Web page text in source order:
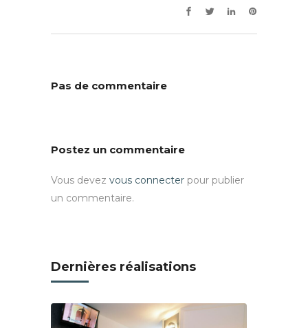
Pas de commentaire
Postez un commentaire
Vous devez vous connecter pour publier
un commentaire.
Dernières réalisations